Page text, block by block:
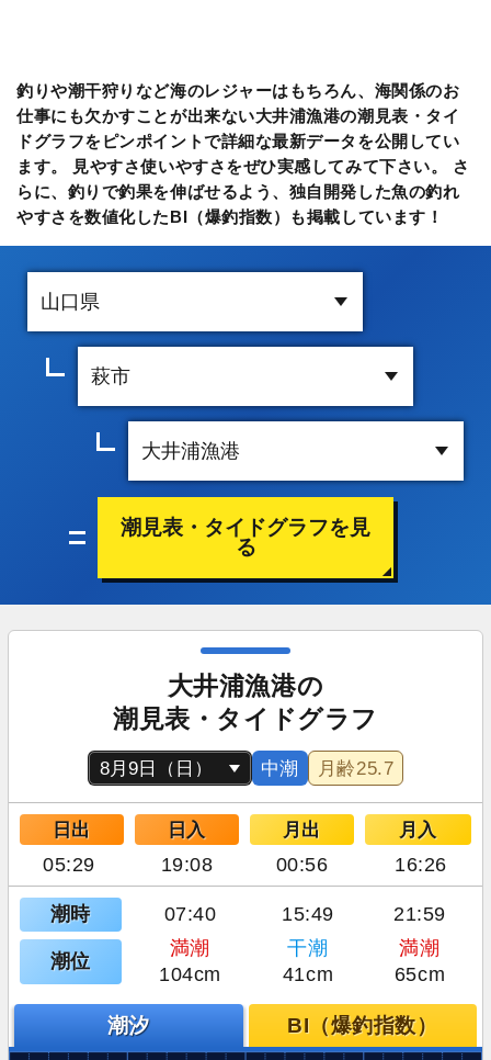
釣りや潮干狩りなど海のレジャーはもちろん、海関係のお
仕事にも欠かすことが出来ない大井浦漁港の潮見表・タイ
ドグラフをピンポイントで詳細な最新データを公開してい
ます。 見やすさ使いやすさをぜひ実感してみて下さい。 さ
らに、釣りで釣果を伸ばせるよう、独自開発した魚の釣れ
やすさを数値化したBI（爆釣指数）も掲載しています！
潮見表・タイドグラフを見
る
大井浦漁港の
潮見表・タイドグラフ
中潮 月齢25.7
日出 日入 月出 月入
05:29 19:08 00:56 16:26
潮時 07:40 15:49 21:59
潮位
満潮 干潮
満潮
104cm
41cm 65cm
潮汐 BI（爆釣指数）